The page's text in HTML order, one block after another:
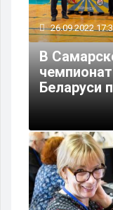
26.09.2022
В
Беларуси